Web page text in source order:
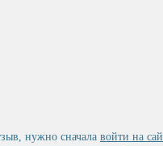
нужно сначала войти на